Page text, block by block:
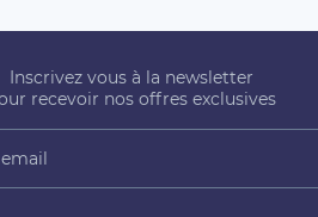
Inscrivez vous à la newsletter
recevoir nos offres exclusives